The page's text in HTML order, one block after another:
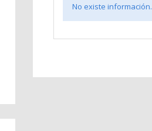
No existe información.